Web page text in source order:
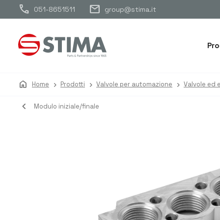
call 051-8651511 mail group@stima.it
home Home Prodotti Valvole per automazione Valvole ed
navigate_before Modulo iniziale/finale